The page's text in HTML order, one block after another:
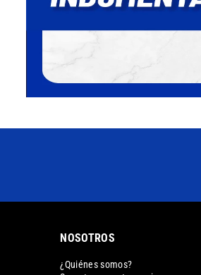
NOSOTROS
¿Quiénes somos?